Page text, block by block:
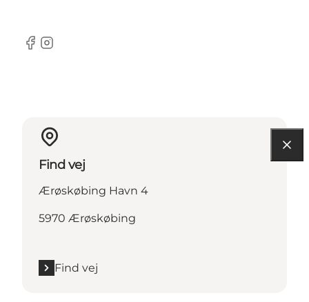
Facebook
Instagram
Find vej
Ærøskøbing Havn 4
5970 Ærøskøbing
Find vej